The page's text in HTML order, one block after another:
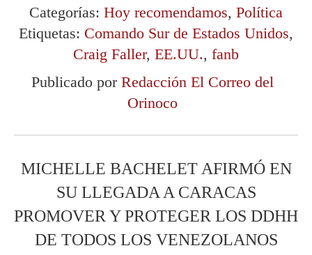
Categorías: Hoy recomendamos, Política
Etiquetas: Comando Sur de Estados Unidos,
Craig Faller, EE.UU., fanb
Publicado por Redacción El Correo del
Orinoco
MICHELLE BACHELET AFIRMÓ EN
SU LLEGADA A CARACAS
PROMOVER Y PROTEGER LOS DDHH
DE TODOS LOS VENEZOLANOS